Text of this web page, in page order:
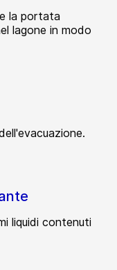
la portata
lagone in modo
liquidi contenuti